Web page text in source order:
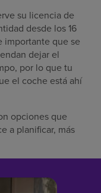
su licencia de
desde los 16
importante que se
dejar el
por lo que tu
el coche está ahí
opciones que
a planificar, más